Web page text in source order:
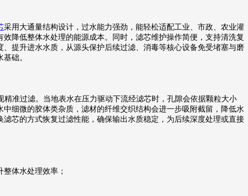
采用大通量结构设计，过水能力强劲，能轻松适配工业、市政、农业灌
降低整体水处理的能源成本。同时，滤芯维护操作简便，支持清洗复
提升进水水质，从源头保护后续过滤、消毒等核心设备免受堵塞与磨
础。
准过滤。当地表水在压力驱动下流经滤芯时，孔隙会依据颗粒大小
细微的胶体类杂质，滤材的纤维交织结构会进一步吸附截留，降低水
芯的方式恢复过滤性能，确保输出水质稳定，为后续深度处理或直接
体水处理效率；